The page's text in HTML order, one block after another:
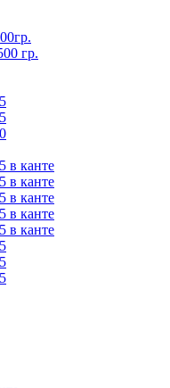
гр.
в канте
в канте
в канте
в канте
в канте